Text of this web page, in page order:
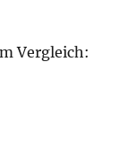
Vergleich: